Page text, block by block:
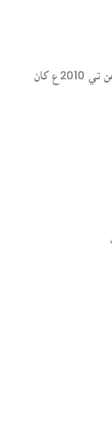
سنڌسلامت ڪتاب گهر ھڪ آن لائين لائبريري آھي، جنھن تي 2010ع کان